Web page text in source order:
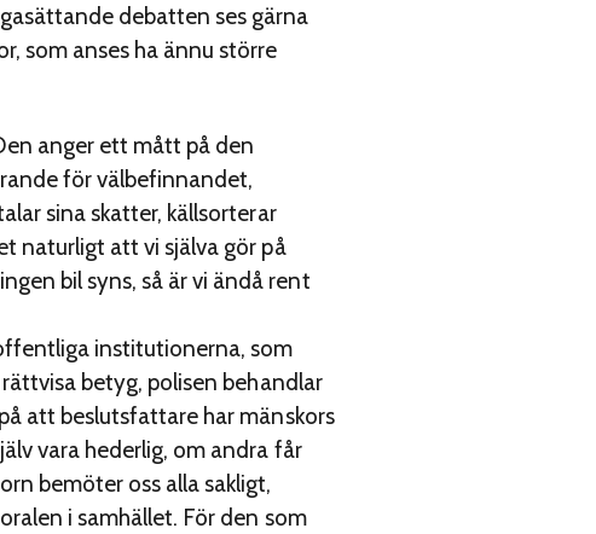
debatten ses gärna
som anses ha ännu större
anger ett mått på den
för välbefinnandet,
sina skatter, källsorterar
naturligt att vi själva gör på
bil syns, så är vi ändå rent
institutionerna, som
betyg, polisen behandlar
att beslutsfattare har mänskors
vara hederlig, om andra får
bemöter oss alla sakligt,
i samhället. För den som